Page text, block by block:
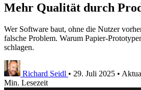
Mehr Qualität durch
Wer Software baut, ohne die Nutzer
falsche Problem. Warum Papier-
schlagen.
Richard Seidl • 29. Juli 2025 •
Min. Lesezeit